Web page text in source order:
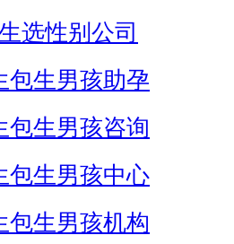
选性别公司
包生男孩助孕
包生男孩咨询
包生男孩中心
包生男孩机构